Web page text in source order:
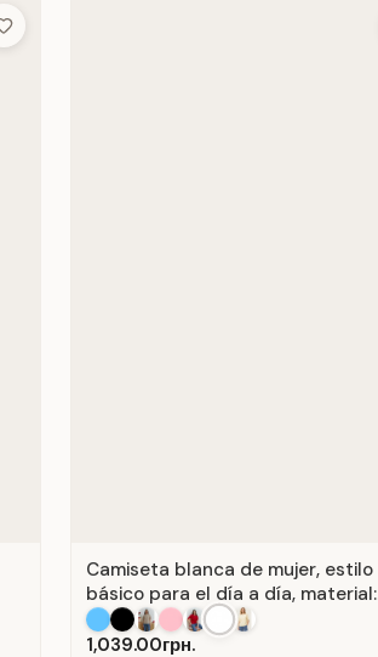
Add to Wish List
Camiseta blanca de mujer, estilo
básico para el día a día, material:
Algodón Blanco.
1,039.00грн.